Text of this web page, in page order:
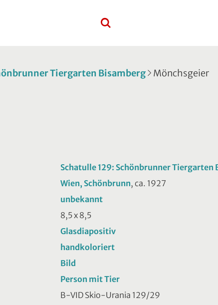
Tiergarten Bisamberg Mönchsgeier
Schatulle 129: Schönbrunner Tiergarten
Wien, Schönbrunn, ca. 1927
unbekannt
8,5 x 8,5
Glasdiapositiv
handkoloriert
Bild
Person mit Tier
B-VID Skio-Urania 129/29